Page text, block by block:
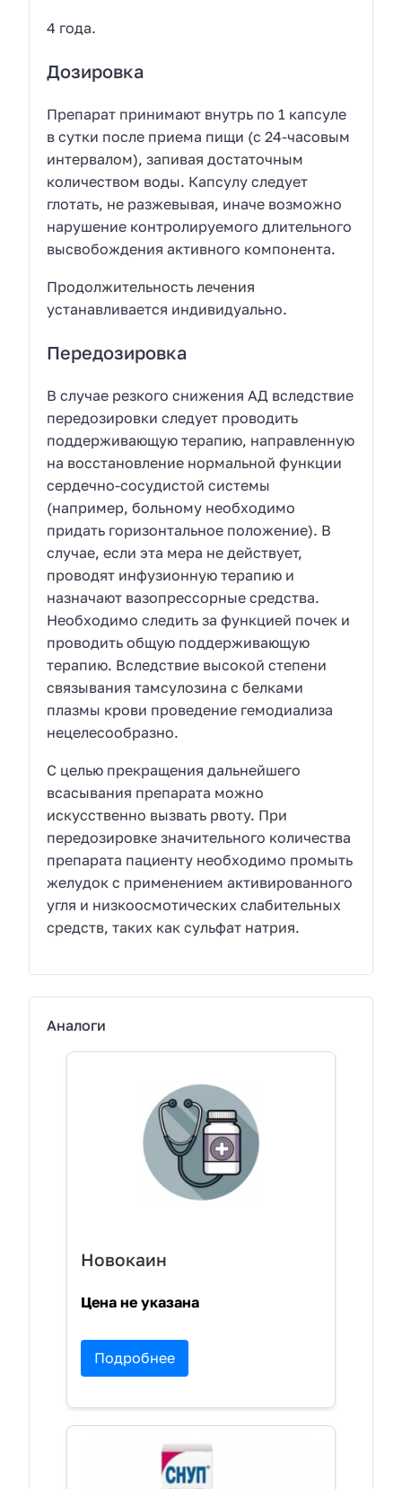
4 года.
Дозировка
Препарат принимают внутрь по 1 капсуле
в сутки после приема пищи (с 24-часовым
интервалом), запивая достаточным
количеством воды. Капсулу следует
глотать, не разжевывая, иначе возможно
нарушение контролируемого длительного
высвобождения активного компонента.
Продолжительность лечения
устанавливается индивидуально.
Передозировка
В случае резкого снижения АД вследствие
передозировки следует проводить
поддерживающую терапию, направленную
на восстановление нормальной функции
сердечно-сосудистой системы
(например, больному необходимо
придать горизонтальное положение). В
случае, если эта мера не действует,
проводят инфузионную терапию и
назначают вазопрессорные средства.
Необходимо следить за функцией почек и
проводить общую поддерживающую
терапию. Вследствие высокой степени
связывания тамсулозина с белками
плазмы крови проведение гемодиализа
нецелесообразно.
С целью прекращения дальнейшего
всасывания препарата можно
искусственно вызвать рвоту. При
передозировке значительного количества
препарата пациенту необходимо промыть
желудок с применением активированного
угля и низкоосмотических слабительных
средств, таких как сульфат натрия.
Аналоги
Новокаин
Цена не указана
Подробнее